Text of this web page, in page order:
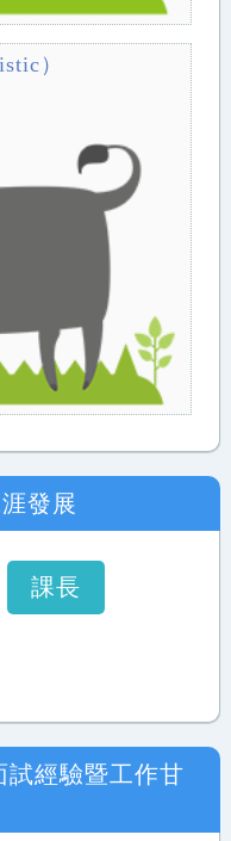
）
發展
課長
試經驗暨工作甘